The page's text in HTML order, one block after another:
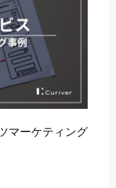
マーケティング